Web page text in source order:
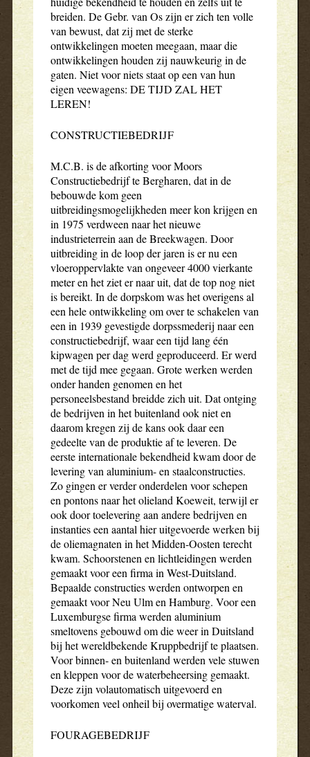
breiden. De Gebr. van Os zijn er zich ten volle
van bewust, dat zij met de sterke
ontwikkelingen moeten meegaan, maar die
ontwikkelingen houden zij nauwkeurig in de
gaten. Niet voor niets staat op een van hun
eigen veewagens: DE TIJD ZAL HET
LEREN!
CONSTRUCTIEBEDRIJF
M.C.B. is de afkorting voor Moors
Constructiebedrijf te Bergharen, dat in de
bebouwde kom geen
uitbreidingsmogelijkheden meer kon krijgen en
in 1975 verdween naar het nieuwe
industrieterrein aan de Breekwagen. Door
uitbreiding in de loop der jaren is er nu een
vloeroppervlakte van ongeveer 4000 vierkante
meter en het ziet er naar uit, dat de top nog niet
is bereikt. In de dorpskom was het overigens al
een hele ontwikkeling om over te schakelen van
een in 1939 gevestigde dorpssmederij naar een
constructiebedrijf, waar een tijd lang één
kipwagen per dag werd geproduceerd. Er werd
met de tijd mee gegaan. Grote werken werden
onder handen genomen en het
personeelsbestand breidde zich uit. Dat ontging
de bedrijven in het buitenland ook niet en
daarom kregen zij de kans ook daar een
gedeelte van de produktie af te leveren. De
eerste internationale bekendheid kwam door de
levering van aluminium- en staalconstructies.
Zo gingen er verder onderdelen voor schepen
en pontons naar het olieland Koeweit, terwijl er
ook door toelevering aan andere bedrijven en
instanties een aantal hier uitgevoerde werken bij
de oliemagnaten in het Midden-Oosten terecht
kwam. Schoorstenen en lichtleidingen werden
gemaakt voor een firma in West-Duitsland.
Bepaalde constructies werden ontworpen en
gemaakt voor Neu Ulm en Hamburg. Voor een
Luxemburgse firma werden aluminium
smeltovens gebouwd om die weer in Duitsland
bij het wereldbekende Kruppbedrijf te plaatsen.
Voor binnen- en buitenland werden vele stuwen
en kleppen voor de waterbeheersing gemaakt.
Deze zijn volautomatisch uitgevoerd en
voorkomen veel onheil bij overmatige waterval.
FOURAGEBEDRIJF